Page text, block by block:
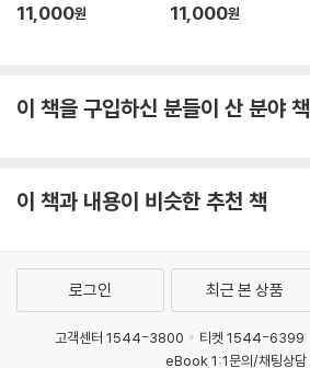
11,000원 11,000원
이 책을 구입하신 분들이 산 분야 책
이 책과 내용이 비슷한 추천 책
로그인 최근 본 상품
고객센터 1544-3800 티켓 1544-6399
eBook 1:1문의/채팅상담